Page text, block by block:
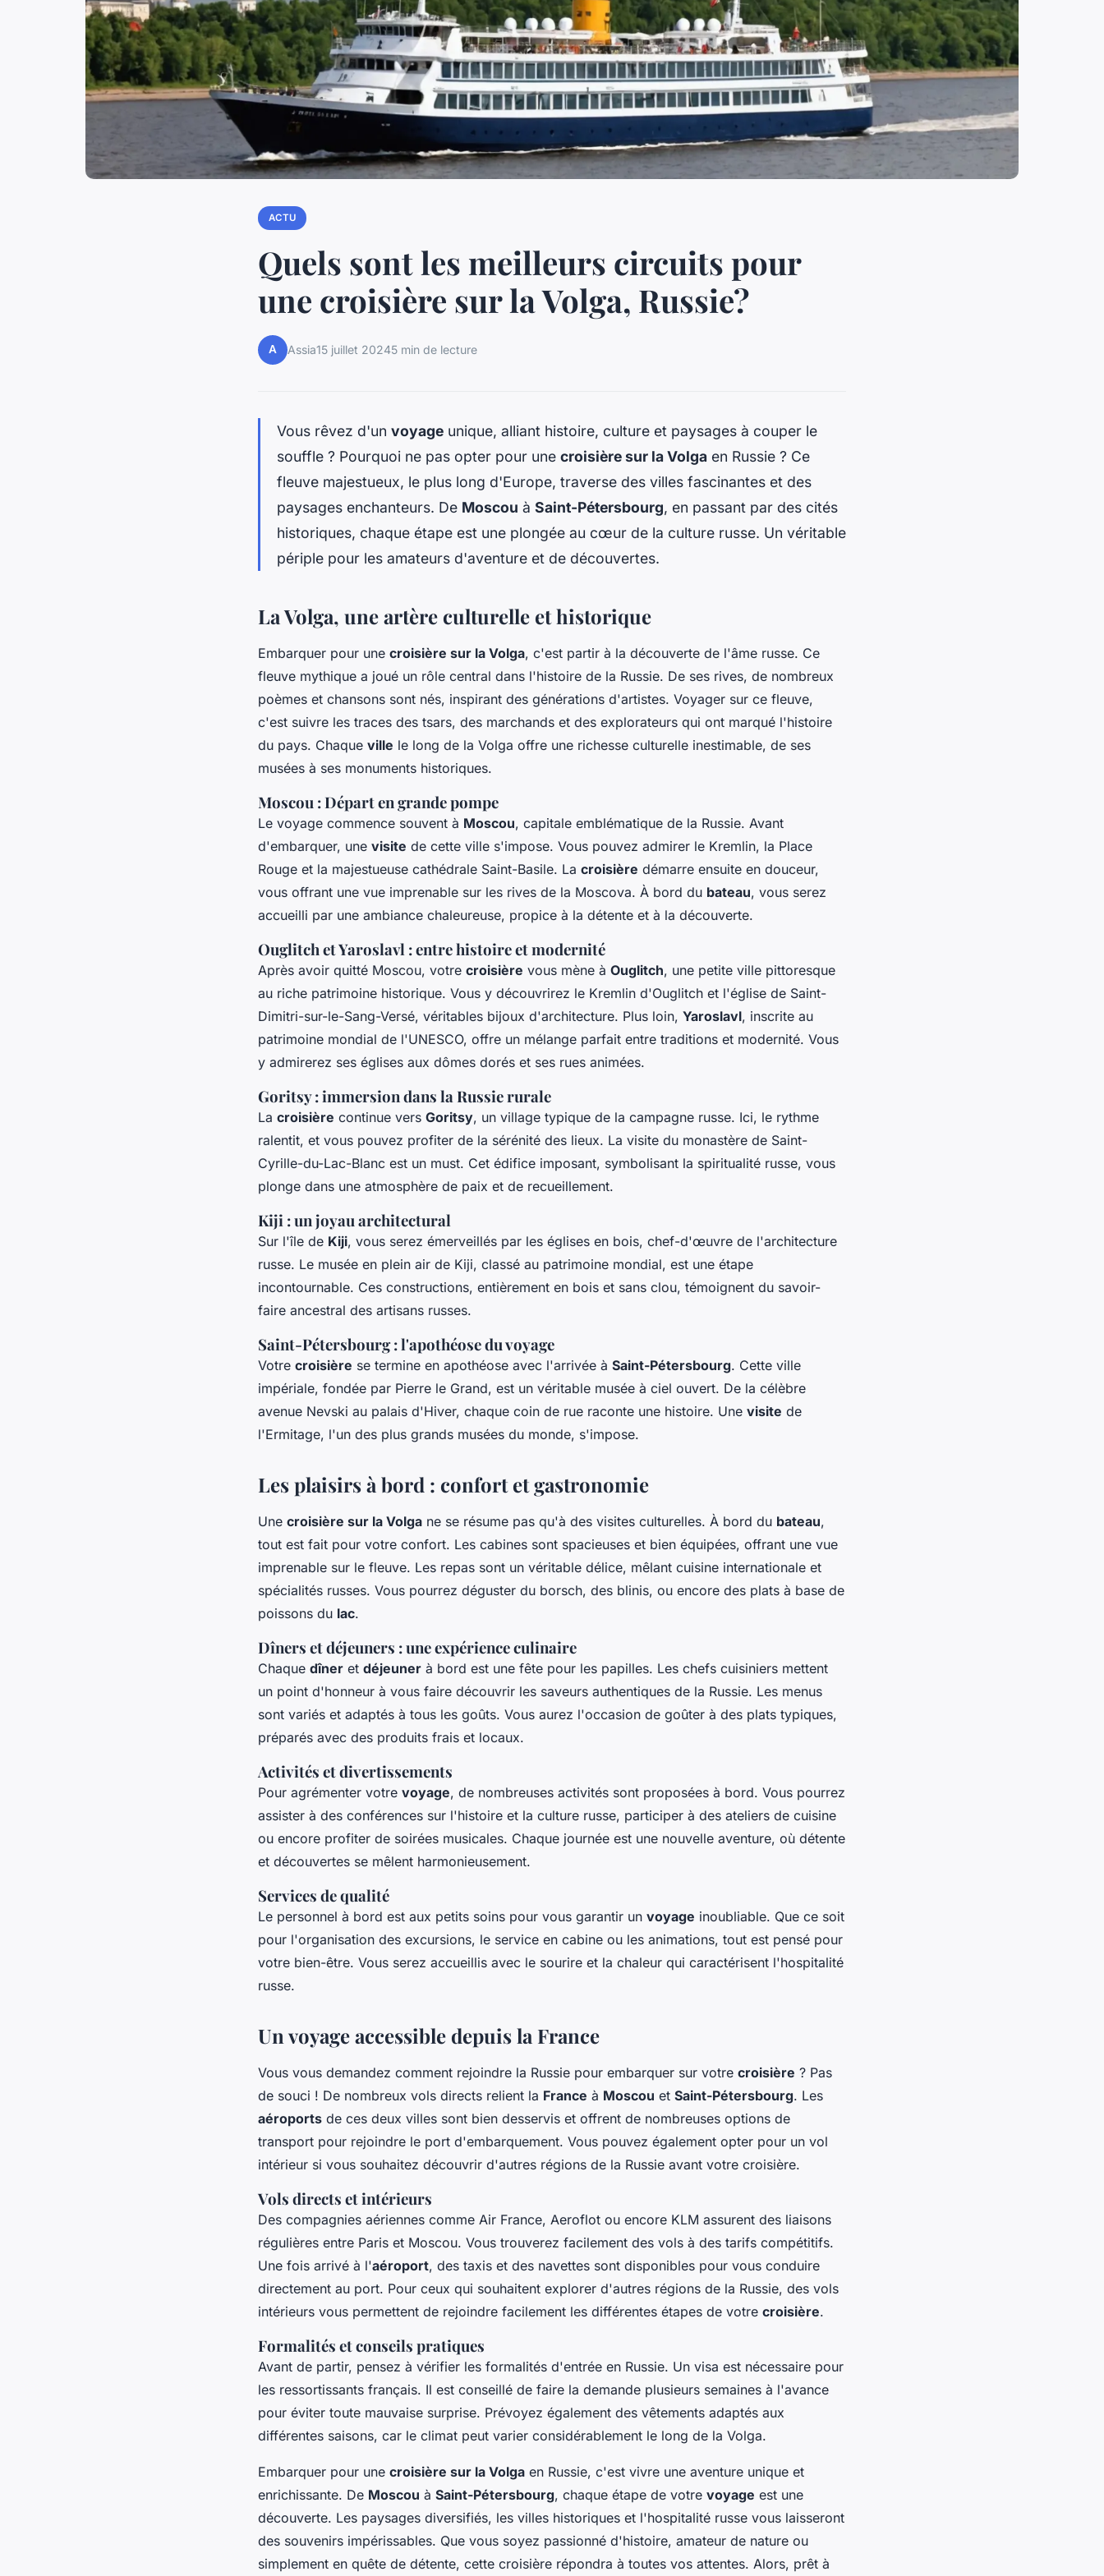
ACTU
Quels sont les meilleurs circuits pour
une croisière sur la Volga, Russie?
A Assia15 juillet 20245 min de lecture
Vous rêvez d'un voyage unique, alliant histoire, culture et paysages à couper le
souffle ? Pourquoi ne pas opter pour une croisière sur la Volga en Russie ? Ce
fleuve majestueux, le plus long d'Europe, traverse des villes fascinantes et des
paysages enchanteurs. De Moscou à Saint-Pétersbourg, en passant par des cités
historiques, chaque étape est une plongée au cœur de la culture russe. Un véritable
périple pour les amateurs d'aventure et de découvertes.
La Volga, une artère culturelle et historique
Embarquer pour une croisière sur la Volga, c'est partir à la découverte de l'âme russe. Ce
fleuve mythique a joué un rôle central dans l'histoire de la Russie. De ses rives, de nombreux
poèmes et chansons sont nés, inspirant des générations d'artistes. Voyager sur ce fleuve,
c'est suivre les traces des tsars, des marchands et des explorateurs qui ont marqué l'histoire
du pays. Chaque ville le long de la Volga offre une richesse culturelle inestimable, de ses
musées à ses monuments historiques.
Moscou : Départ en grande pompe
Le voyage commence souvent à Moscou, capitale emblématique de la Russie. Avant
d'embarquer, une visite de cette ville s'impose. Vous pouvez admirer le Kremlin, la Place
Rouge et la majestueuse cathédrale Saint-Basile. La croisière démarre ensuite en douceur,
vous offrant une vue imprenable sur les rives de la Moscova. À bord du bateau, vous serez
accueilli par une ambiance chaleureuse, propice à la détente et à la découverte.
Ouglitch et Yaroslavl : entre histoire et modernité
Après avoir quitté Moscou, votre croisière vous mène à Ouglitch, une petite ville pittoresque
au riche patrimoine historique. Vous y découvrirez le Kremlin d'Ouglitch et l'église de Saint-
Dimitri-sur-le-Sang-Versé, véritables bijoux d'architecture. Plus loin, Yaroslavl, inscrite au
patrimoine mondial de l'UNESCO, offre un mélange parfait entre traditions et modernité. Vous
y admirerez ses églises aux dômes dorés et ses rues animées.
Goritsy : immersion dans la Russie rurale
La croisière continue vers Goritsy, un village typique de la campagne russe. Ici, le rythme
ralentit, et vous pouvez profiter de la sérénité des lieux. La visite du monastère de Saint-
Cyrille-du-Lac-Blanc est un must. Cet édifice imposant, symbolisant la spiritualité russe, vous
plonge dans une atmosphère de paix et de recueillement.
Kiji : un joyau architectural
Sur l'île de Kiji, vous serez émerveillés par les églises en bois, chef-d'œuvre de l'architecture
russe. Le musée en plein air de Kiji, classé au patrimoine mondial, est une étape
incontournable. Ces constructions, entièrement en bois et sans clou, témoignent du savoir-
faire ancestral des artisans russes.
Saint-Pétersbourg : l'apothéose du voyage
Votre croisière se termine en apothéose avec l'arrivée à Saint-Pétersbourg. Cette ville
impériale, fondée par Pierre le Grand, est un véritable musée à ciel ouvert. De la célèbre
avenue Nevski au palais d'Hiver, chaque coin de rue raconte une histoire. Une visite de
l'Ermitage, l'un des plus grands musées du monde, s'impose.
Les plaisirs à bord : confort et gastronomie
Une croisière sur la Volga ne se résume pas qu'à des visites culturelles. À bord du bateau,
tout est fait pour votre confort. Les cabines sont spacieuses et bien équipées, offrant une vue
imprenable sur le fleuve. Les repas sont un véritable délice, mêlant cuisine internationale et
spécialités russes. Vous pourrez déguster du borsch, des blinis, ou encore des plats à base de
poissons du lac.
Dîners et déjeuners : une expérience culinaire
Chaque dîner et déjeuner à bord est une fête pour les papilles. Les chefs cuisiniers mettent
un point d'honneur à vous faire découvrir les saveurs authentiques de la Russie. Les menus
sont variés et adaptés à tous les goûts. Vous aurez l'occasion de goûter à des plats typiques,
préparés avec des produits frais et locaux.
Activités et divertissements
Pour agrémenter votre voyage, de nombreuses activités sont proposées à bord. Vous pourrez
assister à des conférences sur l'histoire et la culture russe, participer à des ateliers de cuisine
ou encore profiter de soirées musicales. Chaque journée est une nouvelle aventure, où détente
et découvertes se mêlent harmonieusement.
Services de qualité
Le personnel à bord est aux petits soins pour vous garantir un voyage inoubliable. Que ce soit
pour l'organisation des excursions, le service en cabine ou les animations, tout est pensé pour
votre bien-être. Vous serez accueillis avec le sourire et la chaleur qui caractérisent l'hospitalité
russe.
Un voyage accessible depuis la France
Vous vous demandez comment rejoindre la Russie pour embarquer sur votre croisière ? Pas
de souci ! De nombreux vols directs relient la France à Moscou et Saint-Pétersbourg. Les
aéroports de ces deux villes sont bien desservis et offrent de nombreuses options de
transport pour rejoindre le port d'embarquement. Vous pouvez également opter pour un vol
intérieur si vous souhaitez découvrir d'autres régions de la Russie avant votre croisière.
Vols directs et intérieurs
Des compagnies aériennes comme Air France, Aeroflot ou encore KLM assurent des liaisons
régulières entre Paris et Moscou. Vous trouverez facilement des vols à des tarifs compétitifs.
Une fois arrivé à l'aéroport, des taxis et des navettes sont disponibles pour vous conduire
directement au port. Pour ceux qui souhaitent explorer d'autres régions de la Russie, des vols
intérieurs vous permettent de rejoindre facilement les différentes étapes de votre croisière.
Formalités et conseils pratiques
Avant de partir, pensez à vérifier les formalités d'entrée en Russie. Un visa est nécessaire pour
les ressortissants français. Il est conseillé de faire la demande plusieurs semaines à l'avance
pour éviter toute mauvaise surprise. Prévoyez également des vêtements adaptés aux
différentes saisons, car le climat peut varier considérablement le long de la Volga.
Embarquer pour une croisière sur la Volga en Russie, c'est vivre une aventure unique et
enrichissante. De Moscou à Saint-Pétersbourg, chaque étape de votre voyage est une
découverte. Les paysages diversifiés, les villes historiques et l'hospitalité russe vous laisseront
des souvenirs impérissables. Que vous soyez passionné d'histoire, amateur de nature ou
simplement en quête de détente, cette croisière répondra à toutes vos attentes. Alors, prêt à